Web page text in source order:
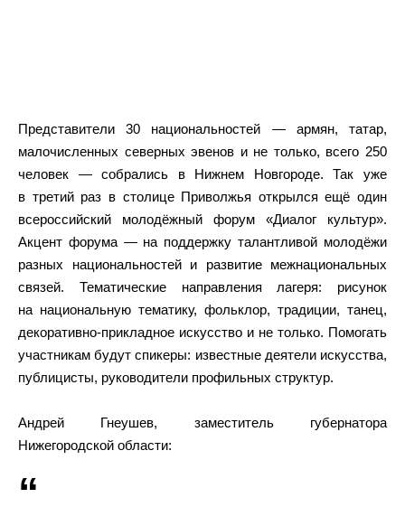
Представители 30 национальностей — армян, татар,
малочисленных северных эвенов и не только, всего 250
человек — собрались в Нижнем Новгороде. Так уже
в третий раз в столице Приволжья открылся ещё один
всероссийский молодёжный форум «Диалог культур».
Акцент форума — на поддержку талантливой молодёжи
разных национальностей и развитие межнациональных
связей. Тематические направления лагеря: рисунок
на национальную тематику, фольклор, традиции, танец,
декоративно-прикладное искусство и не только. Помогать
участникам будут спикеры: известные деятели искусства,
публицисты, руководители профильных структур.
Андрей Гнеушев, заместитель губернатора
Нижегородской области: